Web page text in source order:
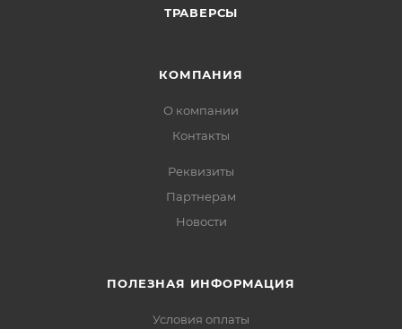
ТРАВЕРСЫ
КОМПАНИЯ
О компании
Контакты
Реквизиты
Партнерам
Новости
ПОЛЕЗНАЯ ИНФОРМАЦИЯ
Условия оплаты